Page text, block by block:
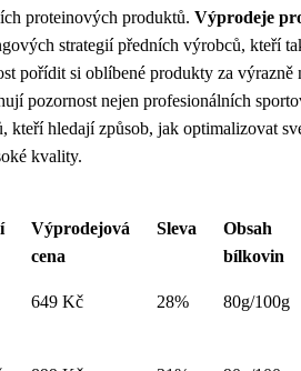
proteinových produktů. Výprodeje
strategií předních výrobců, kteří
pořídit si oblíbené produkty za výrazně
pozornost nejen profesionálních
kteří hledají způsob, jak optimalizovat
kvality.
Výprodejová
cena
Sleva
Obsah
bílkovin
649 Kč 28% 80g/100g